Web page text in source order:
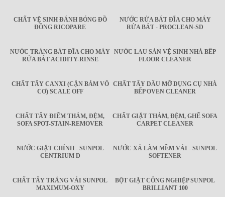
CHẤT VỆ SINH ĐÁNH BÓNG ĐỒ
ĐỒNG RICOPARE
NƯỚC RỬA BÁT ĐĨA CHO MÁY
RỬA BÁT - PROCLEAN-SD
NƯỚC TRÁNG BÁT ĐĨA CHO MÁY
RỬA BÁT ACIDITY-RINSE
NƯỚC LAU SÀN VỆ SINH NHÀ BẾP
FLOOR CLEANER
CHẤT TẨY CANXI (CẶN BÁM VÔ
CƠ) SCALE OFF
CHẤT TẨY DẦU MỠ DỤNG CỤ NHÀ
BẾP OVEN CLEANER
CHẤT TẨY ĐIỂM THẢM, ĐỆM,
SOFA SPOT-STAIN-REMOVER
CHẤT GIẶT THẢM, ĐỆM, GHẾ SOFA
CARPET CLEANER
NƯỚC GIẶT CHÍNH - SUNPOL
CENTRIUM D
NƯỚC XẢ LÀM MỀM VẢI - SUNPOL
SOFTENER
CHẤT TẨY TRẮNG VẢI SUNPOL
MAXIMUM-OXY
BỘT GIẶT CÔNG NGHIỆP SUNPOL
BRILLIANT 100